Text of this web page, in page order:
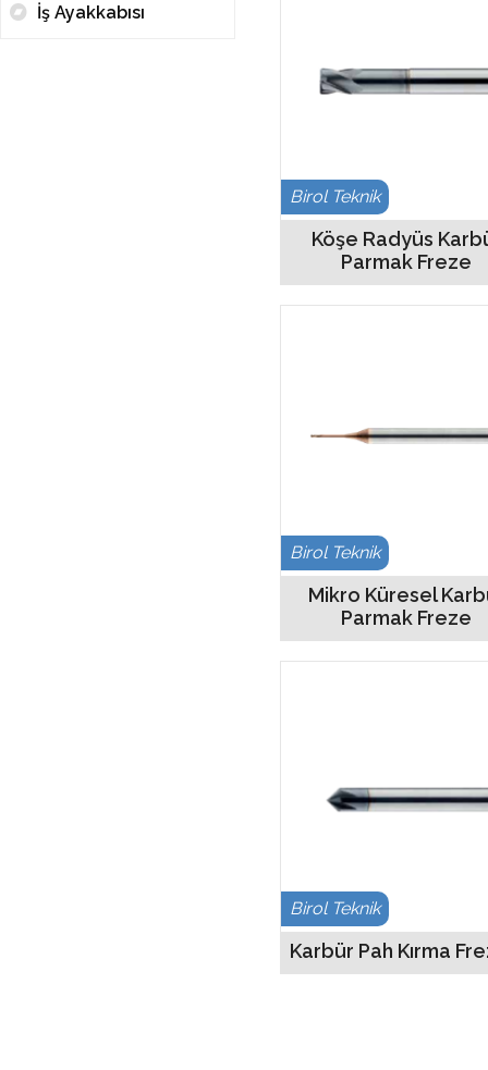
İş Ayakkabısı
Birol Teknik
Köşe Radyüs
Parmak Freze
Birol Teknik
Mikro Küresel
Parmak Freze
Birol Teknik
Karbür Pah Kırma